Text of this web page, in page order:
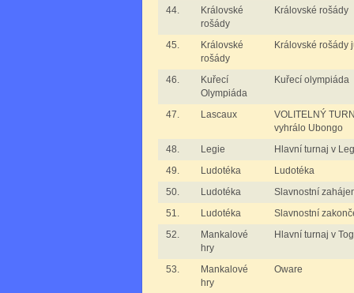
44.
Královské
rošády
Královské rošády
45.
Královské
rošády
Královské rošády
46.
Kuřecí
Olympiáda
Kuřecí olympiáda
47. Lascaux
VOLITELNÝ
vyhrálo Ubongo
48.
Legie
Hlavní turnaj v
49.
Ludotéka
Ludotéka
50.
Ludotéka
Slavnostní
51.
Ludotéka
Slavnostní
52.
Mankalové
hry
Hlavní turnaj v
53.
Mankalové
hry
Oware